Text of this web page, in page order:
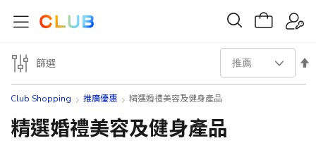
Club Shopping 推廣優惠 精選婚禮美容及健身產品
精選婚禮美容及健身產品
設
篩選